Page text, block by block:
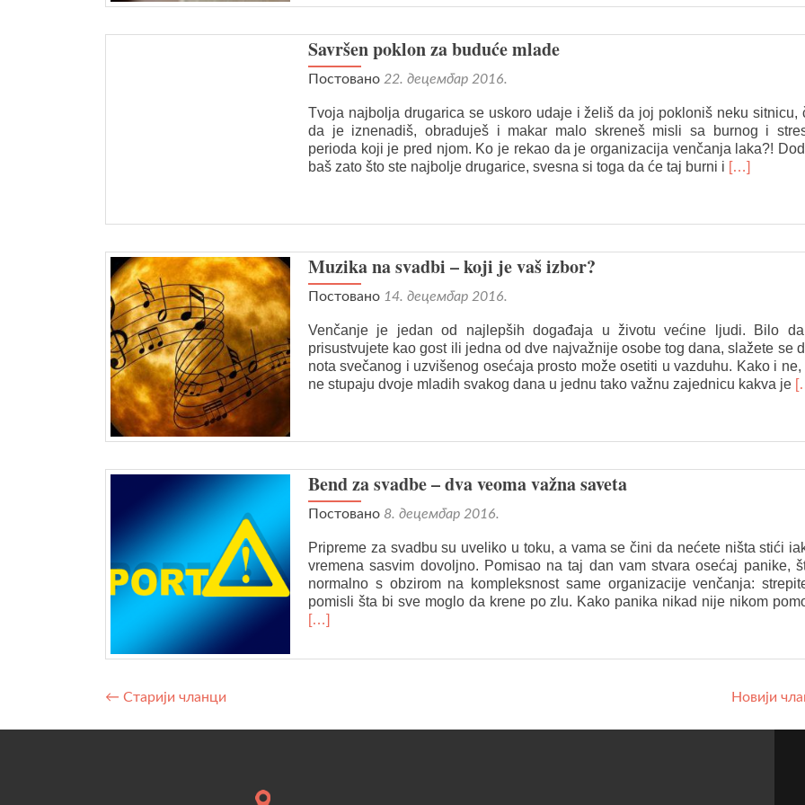
je
na
venčanju
najvažnije
(a
Savršen poklon za buduće mlade
Постовано 22. децембар 2016.
Tvoja najbolja drugarica se uskoro udaje i želiš da joj pokloniš neku sitnicu,
da je iznenadiš, obraduješ i makar malo skreneš misli sa burnog i
perioda koji je pred njom. Ko je rekao da je organizacija venčanja laka?!
baš zato što ste najbolje drugarice, svesna si toga da će taj burni i Read
za
[…]
Muzika na svadbi – koji je vaš izbor?
Постовано 14. децембар 2016.
Venčanje je jedan od najlepših događaja u životu većine ljudi. Bilo
prisustvujete kao gost ili jedna od dve najvažnije osobe tog dana, slažete se
nota svečanog i uzvišenog osećaja prosto može osetiti u vazduhu. Kako i ne,
ne stupaju dvoje mladih svakog dana u jednu tako važnu zajednicu kakva je
Bend za svadbe – dva veoma važna saveta
Постовано 8. децембар 2016.
Pripreme za svadbu su uveliko u toku, a vama se čini da nećete ništa stići
vremena sasvim dovoljno. Pomisao na taj dan vam stvara osećaj panike,
normalno s obzirom na kompleksnost same organizacije venčanja:
pomisli šta bi sve moglo da krene po zlu. Kako panika nikad nije nikom
[…]
Навигација
кроз
← Старији чланци Новији